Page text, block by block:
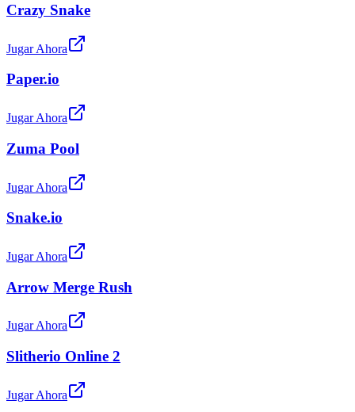
Crazy Snake
Jugar Ahora
Paper.io
Jugar Ahora
Zuma Pool
Jugar Ahora
Snake.io
Jugar Ahora
Arrow Merge Rush
Jugar Ahora
Slitherio Online 2
Jugar Ahora